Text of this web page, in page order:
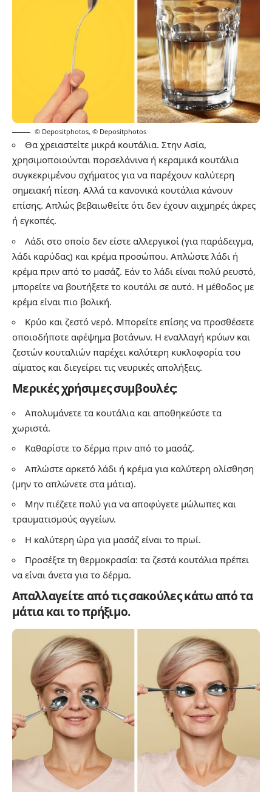
© Depositphotos, © Depositphotos
Θα χρειαστείτε μικρά κουτάλια. Στην Ασία,
χρησιμοποιούνται πορσελάνινα ή κεραμικά κουτάλια
συγκεκριμένου σχήματος για να παρέχουν καλύτερη
σημειακή πίεση. Αλλά τα κανονικά κουτάλια κάνουν
επίσης. Απλώς βεβαιωθείτε ότι δεν έχουν αιχμηρές άκρες
ή εγκοπές.
Λάδι στο οποίο δεν είστε αλλεργικοί (για παράδειγμα,
λάδι καρύδας) και κρέμα προσώπου. Απλώστε λάδι ή
κρέμα πριν από το μασάζ. Εάν το λάδι είναι πολύ ρευστό,
μπορείτε να βουτήξετε το κουτάλι σε αυτό. Η μέθοδος με
κρέμα είναι πιο βολική.
Κρύο και ζεστό νερό. Μπορείτε επίσης να προσθέσετε
οποιοδήποτε αφέψημα βοτάνων. Η εναλλαγή κρύων και
ζεστών κουταλιών παρέχει καλύτερη κυκλοφορία του
αίματος και διεγείρει τις νευρικές απολήξεις.
Μερικές χρήσιμες συμβουλές:
Απολυμάνετε τα κουτάλια και αποθηκεύστε τα
χωριστά.
Καθαρίστε το δέρμα πριν από το μασάζ.
Απλώστε αρκετό λάδι ή κρέμα για καλύτερη ολίσθηση
(μην το απλώνετε στα μάτια).
Μην πιέζετε πολύ για να αποφύγετε μώλωπες και
τραυματισμούς αγγείων.
Η καλύτερη ώρα για μασάζ είναι το πρωί.
Προσέξτε τη θερμοκρασία: τα ζεστά κουτάλια πρέπει
να είναι άνετα για το δέρμα.
Απαλλαγείτε από τις σακούλες κάτω από τα
μάτια και το πρήξιμο.